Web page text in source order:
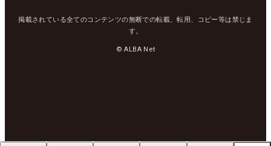
掲載されている全てのコンテンツの無断での転載、転用、コピー等は禁じま
す。
© ALBA Net